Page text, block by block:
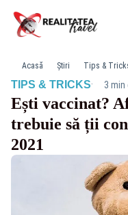
Acasă Știri Tips &
TIPS & TRICKS· 3 min
Ești vaccinat?
trebuie să ții
2021